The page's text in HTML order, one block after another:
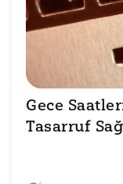
Gece
Tasarruf